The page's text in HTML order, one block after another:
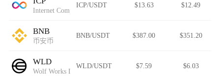
Internet Computer
ICP/USDT $13.63 $12.49
BNB
币安币
BNB/USDT $387.00 $351.20
WLD
Wolf Works DAO
WLD/USDT $7.59 $6.03